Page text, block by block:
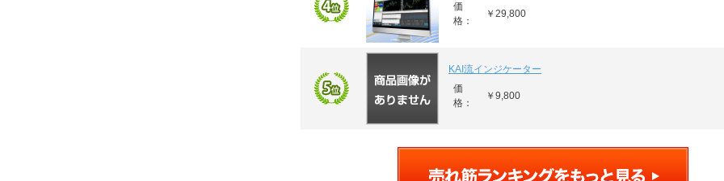
価
格：
￥29,800
KAI流インジケーター
価
格：
￥9,800